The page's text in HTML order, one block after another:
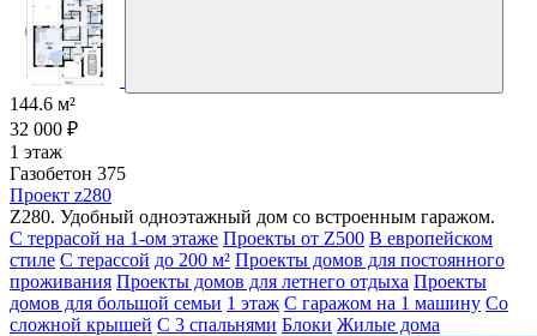
144.6 м²
32 000 ₽
1 этаж
Газобетон 375
Проект z280
Z280. Удобный одноэтажный дом со встроенным гаражом.
С террасой на 1-ом этаже Проекты от Z500 В европейском
стиле С терассой до 200 м² Проекты домов для постоянного
проживания Проекты домов для летнего отдыха Проекты
домов для большой семьи 1 этаж С гаражом на 1 машину Со
сложной крышей С 3 спальнями Блоки Жилые дома